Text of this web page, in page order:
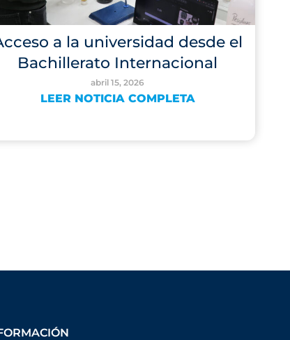
a la universidad desde el
Bachillerato Internacional
abril 15, 2026
LEER NOTICIA COMPLETA